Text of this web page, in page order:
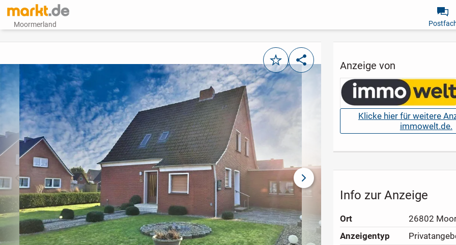
Moormerland
MerkenTeilen
vorheriges Bild nächstes Bild
Anzeige von
Klicke hier für weitere
immowelt.de.
Info zur Anzeige
Ort
26802
Anzeigen­typ